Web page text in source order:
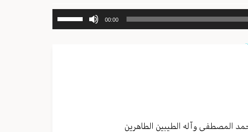
00:00
المصطفی وآله الطیبین الطاهرین